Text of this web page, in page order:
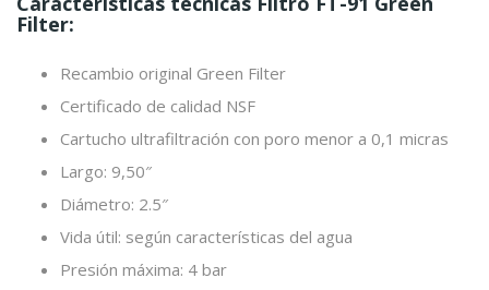
Filter:
Recambio original Green Filter
Certificado de calidad NSF
Cartucho ultrafiltración con poro menor a 0,1 micras
Largo: 9,50″
Diámetro: 2.5″
Vida útil: según características del agua
Presión máxima: 4 bar